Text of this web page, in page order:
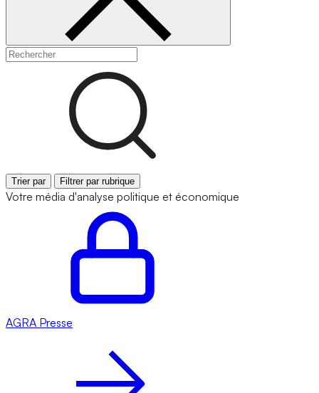
Trier par Filtrer par rubrique
Votre média d'analyse politique et économique
AGRA Presse